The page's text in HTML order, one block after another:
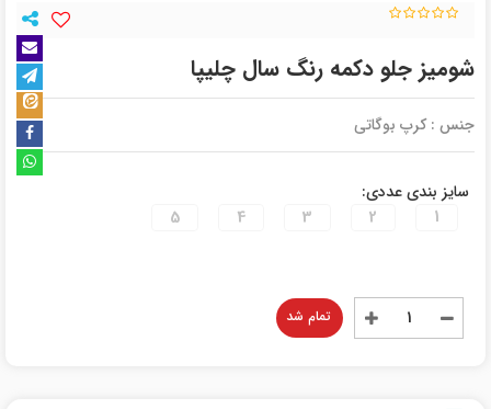
شومیز جلو دکمه رنگ سال چلیپا
جنس : کرپ بوگاتی
سایز بندی عددی:
1
2
3
4
5
تمام شد